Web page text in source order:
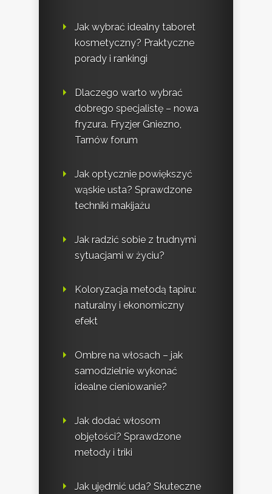
Jak wybrać idealny taboret
kosmetyczny? Praktyczne
porady i rankingi
Dlaczego warto wybrać
dobrego specjalistę – nowa
fryzura. Fryzjer Gniezno,
Tarnów forum
Jak optycznie powiększyć
wąskie usta? Sprawdzone
techniki makijażu
Jak radzić sobie z trudnymi
sytuacjami w życiu?
Koloryzacja metodą tapiru:
naturalny i ekonomiczny
efekt
Ombre na włosach – jak
samodzielnie wykonać
idealne cieniowanie?
Jak dodać włosom
objętości? Sprawdzone
metody i triki
Jak ujędrnić uda? Skuteczne